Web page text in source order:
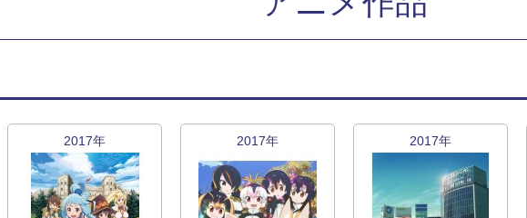
2017年 2017年 2017年